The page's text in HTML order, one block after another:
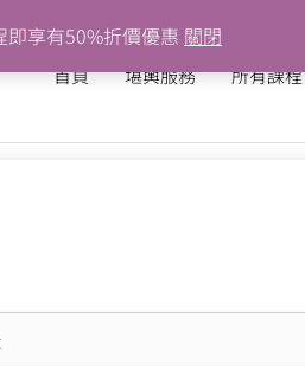
即享有50%折價優惠 關閉
首頁 堪輿服務 所有課程